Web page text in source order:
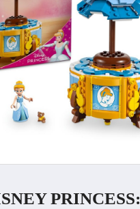
PRINCESS: